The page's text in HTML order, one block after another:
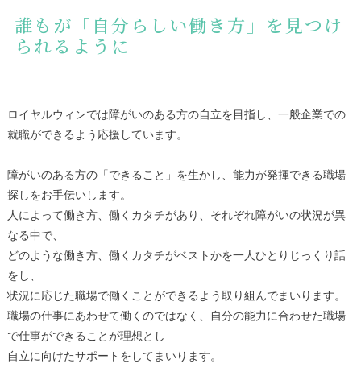
誰もが「自分らしい働き方」を見つけ
られるように
ロイヤルウィンでは障がいのある方の自立を目指し、一般企業での
就職ができるよう応援しています。
障がいのある方の「できること」を生かし、能力が発揮できる職場
探しをお手伝いします。
人によって働き方、働くカタチがあり、それぞれ障がいの状況が異
なる中で、
どのような働き方、働くカタチがベストかを一人ひとりじっくり話
をし、
状況に応じた職場で働くことができるよう取り組んでまいります。
職場の仕事にあわせて働くのではなく、自分の能力に合わせた職場
で仕事ができることが理想とし
自立に向けたサポートをしてまいります。